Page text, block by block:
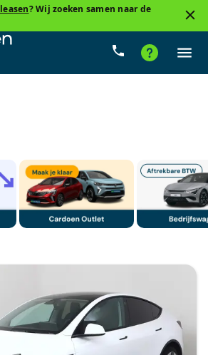
leasen? Wij zoeken samen naar de
Type versnelling Brandstof